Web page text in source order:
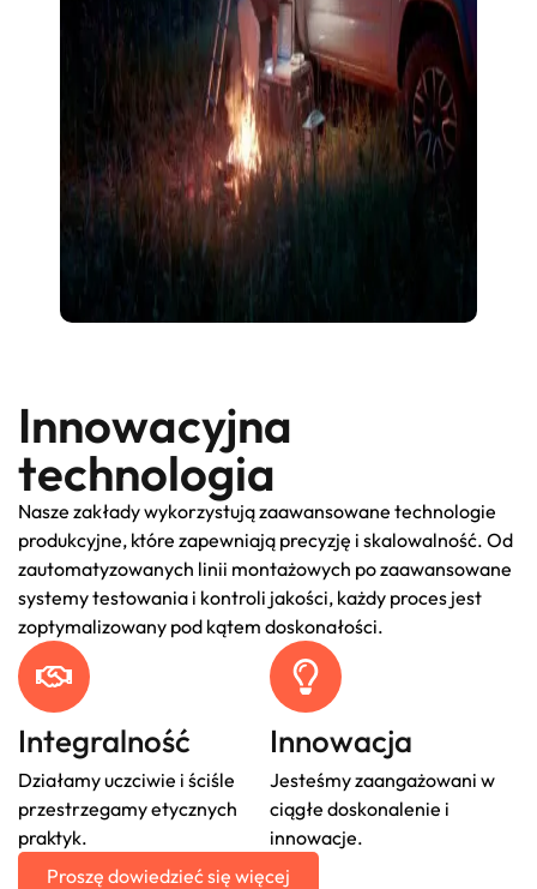
Innowacyjna
technologia
Nasze zakłady wykorzystują zaawansowane technologie
produkcyjne, które zapewniają precyzję i skalowalność. Od
zautomatyzowanych linii montażowych po zaawansowane
systemy testowania i kontroli jakości, każdy proces jest
zoptymalizowany pod kątem doskonałości.
Integralność
Działamy uczciwie i ściśle
przestrzegamy etycznych
praktyk.
Innowacja
Jesteśmy zaangażowani w
ciągłe doskonalenie i
innowacje.
Proszę dowiedzieć się więcej